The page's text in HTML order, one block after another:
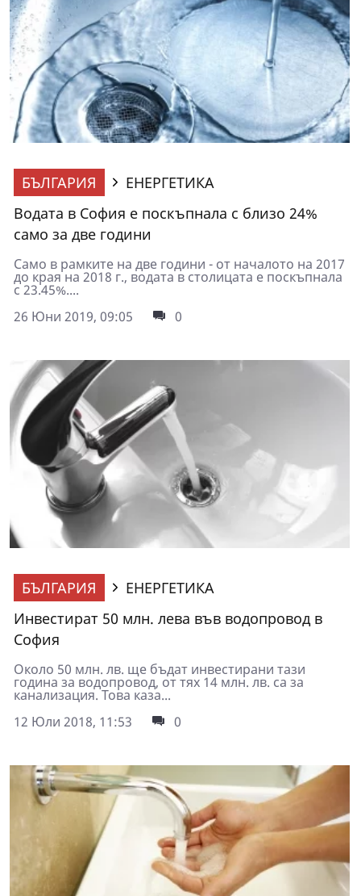
БЪЛГАРИЯ
ЕНЕРГЕТИКА
Водата в София е поскъпнала с близо 24%
само за две години
Само в рамките на две години - от началото на 2017
до края на 2018 г., водата в столицата е поскъпнала
с 23.45%....
26 Юни 2019, 09:05
0
БЪЛГАРИЯ
ЕНЕРГЕТИКА
Инвестират 50 млн. лева във водопровод в
София
Около 50 млн. лв. ще бъдат инвестирани тази
година за водопровод, от тях 14 млн. лв. са за
канализация. Това каза...
12 Юли 2018, 11:53
0